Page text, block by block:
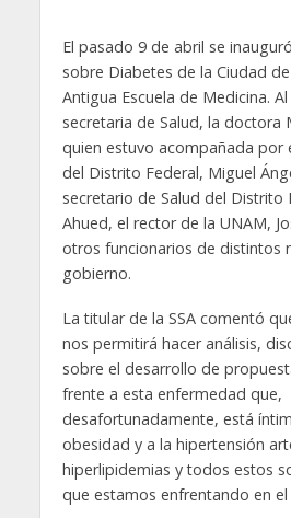
El pasado 9 de abril se
sobre Diabetes de la Ciudad
Antigua Escuela de Medicina.
secretaria de Salud, la doctora
quien estuvo acompañada por
del Distrito Federal, Miguel
secretario de Salud del Distrito
Ahued, el rector de la UNAM,
otros funcionarios de distintos
gobierno.
La titular de la SSA comentó
nos permitirá hacer análisis,
sobre el desarrollo de
frente a esta enfermedad que,
desafortunadamente, está
obesidad y a la hipertensión
hiperlipidemias y todos estos
que estamos enfrentando en el